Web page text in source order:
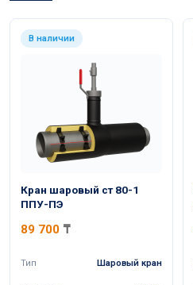
В наличии
Кран шаровый ст 80-1
ППУ-ПЭ
89 700 ₸
Тип Шаровый кран